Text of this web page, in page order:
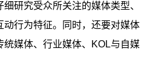
研究受众所关注的媒体类型、
行为特征。同时，还要对媒体
统媒体、行业媒体、KOL与自媒